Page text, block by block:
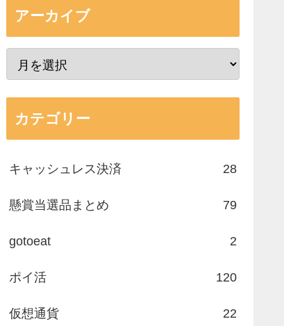
アーカイブ
カテゴリー
キャッシュレス決済 28
懸賞当選品まとめ 79
gotoeat 2
ポイ活 120
仮想通貨 22